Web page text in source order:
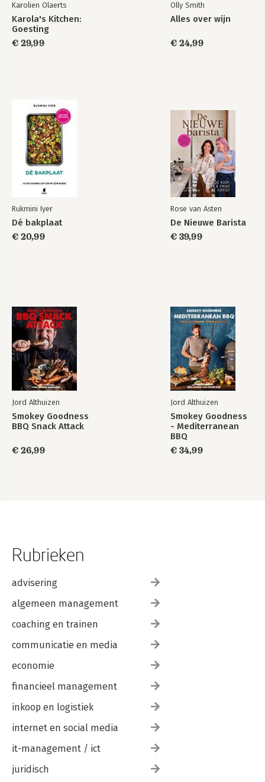
Karolien Olaerts
Karola's Kitchen:
Goesting
€ 29,99
Olly Smith
Alles over wijn
€ 24,99
Rukmini Iyer
Dé bakplaat
€ 20,99
Rose van Asten
De Nieuwe Barista
€ 39,99
Jord Althuizen
Smokey Goodness
BBQ Snack Attack
€ 26,99
Jord Althuizen
Smokey Goodness
- Mediterranean
BBQ
€ 34,99
Rubrieken
advisering
algemeen management
coaching en trainen
communicatie en media
economie
financieel management
inkoop en logistiek
internet en social media
it-management / ict
juridisch